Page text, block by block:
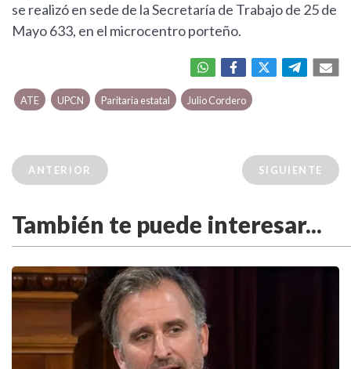
se realizó en sede de la Secretaría de Trabajo de 25 de
Mayo 633, en el microcentro porteño.
ATE UPCN Paritaria estatal Julio Cordero
ANTERIOR SIGUIENTE
También te puede interesar...